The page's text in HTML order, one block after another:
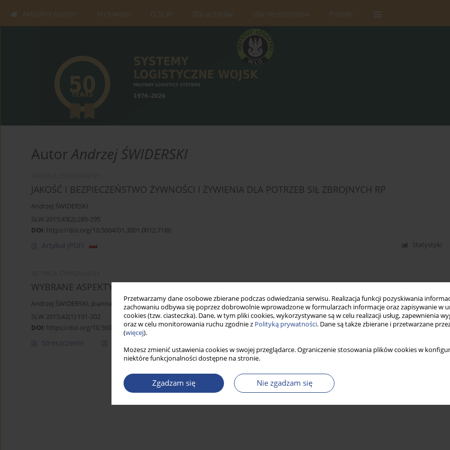
Przetwarzamy dane osobowe zbierane podczas odwiedzania serwisu. Realizacja funkcji pozyskiwania
zachowaniu odbywa się poprzez dobrowolnie wprowadzone w formularzach informacje oraz zapisywanie w
cookies (tzw. ciasteczka). Dane, w tym pliki cookies, wykorzystywane są w celu realizacji usług, zapewnienia
oraz w celu monitorowania ruchu zgodnie z Polityką prywatności. Dane są także zbierane i przetwarzane
(więcej).
Możesz zmienić ustawienia cookies w swojej przeglądarce. Ograniczenie stosowania plików cookies w
niektóre funkcjonalności dostępne na stronie.
Zgadzam się Nie zgadzam się
Aktualny numer Archiwum O SLW Dla autorów Dla recenzentów Polityki
AutorAndrzej ŚWIDERSKI
JAKOŚĆ I BEZPIECZEŃSTWO ŻYWNOŚCI I ŻYWIENIA DLA POTRZEB SIŁ ZBROJNYCH RP
Andrzej ŚWIDERSKI
SLW 2015;43(2):285-295
DOI: https://doi.org/10.5604/01.3001.0012.7186
Artykuł (PDF) Statystyki
WYBRANE ASPEKTY MODELOWANIA SZACOWANIA RYZYKA REALIZACJI USŁUG LOGISTYCZNYCH
Andrzej ŚWIDERSKI, Joanna JASIŃSKA,Witold POKORA
SLW 2015;42(1):191-202
DOI: https://doi.org/10.5604/01.3001.0012.7164
Streszczenie